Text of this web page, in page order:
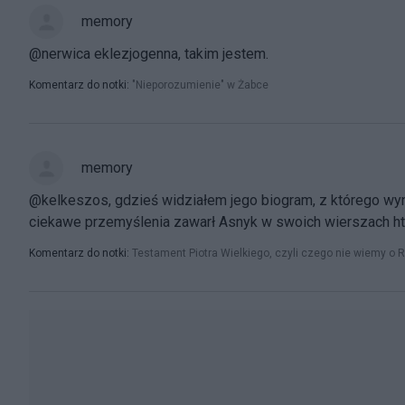
memory
@nerwica eklezjogenna, takim jestem.
Komentarz do notki: "Nieporozumienie" w Żabce
memory
@kelkeszos, gdzieś widziałem jego biogram, z którego
ciekawe przemyślenia zawarł Asnyk w swoich
Komentarz do notki: Testament Piotra Wielkiego, czyli czego nie wiemy o